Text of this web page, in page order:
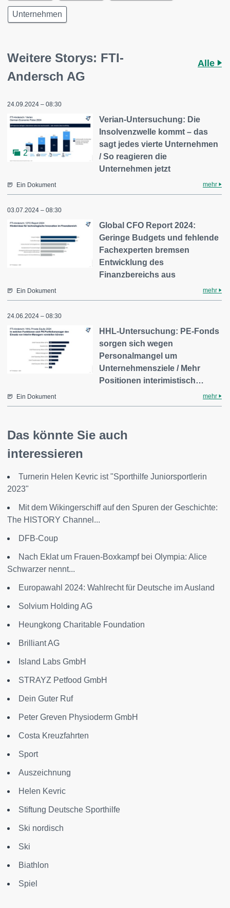
Unternehmen
Weitere Storys: FTI-
Andersch AG
Alle
24.09.2024 – 08:30
2
Verian-Untersuchung: Die
Insolvenzwelle kommt – das
sagt jedes vierte Unternehmen
/ So reagieren die
Unternehmen jetzt
Ein Dokument mehr
03.07.2024 – 08:30
Global CFO Report 2024:
Geringe Budgets und fehlende
Fachexperten bremsen
Entwicklung des
Finanzbereichs aus
Ein Dokument mehr
24.06.2024 – 08:30
HHL-Untersuchung: PE-Fonds
sorgen sich wegen
Personalmangel um
Unternehmensziele / Mehr
Positionen interimistisch…
Ein Dokument mehr
Das könnte Sie auch
interessieren
Turnerin Helen Kevric ist "Sporthilfe Juniorsportlerin
2023"
Mit dem Wikingerschiff auf den Spuren der Geschichte:
The HISTORY Channel...
DFB-Coup
Nach Eklat um Frauen-Boxkampf bei Olympia: Alice
Schwarzer nennt...
Europawahl 2024: Wahlrecht für Deutsche im Ausland
Solvium Holding AG
Heungkong Charitable Foundation
Brilliant AG
Island Labs GmbH
STRAYZ Petfood GmbH
Dein Guter Ruf
Peter Greven Physioderm GmbH
Costa Kreuzfahrten
Sport
Auszeichnung
Helen Kevric
Stiftung Deutsche Sporthilfe
Ski nordisch
Ski
Biathlon
Spiel